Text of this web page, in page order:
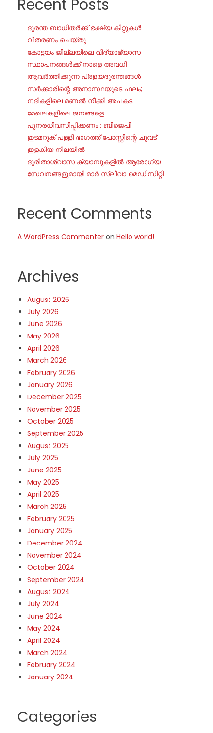
Recent Posts
ദുരന്ത ബാധിതർക്ക് ഭക്ഷ്യ കിറ്റുകൾ
വിതരണം ചെയ്തു
കോട്ടയം ജില്ലയിലെ വിദ്യാഭ്യാസ
സ്ഥാപനങ്ങൾക്ക് നാളെ അവധി
ആവർത്തിക്കുന്ന പ്രളയദുരന്തങ്ങൾ
സർക്കാരിന്റെ അനാസ്ഥയുടെ ഫലം;
നദികളിലെ മണൽ നീക്കി അപകട
മേഖലകളിലെ ജനങ്ങളെ
പുനരധിവസിപ്പിക്കണം : ബിജെപി
ഇടമറുക് പള്ളി ഭാഗത്ത്‌ പോസ്റ്റിന്റെ ചുവട്
ഇളകിയ നിലയിൽ
ദുരിതാശ്വാസ ക്യാമ്പുകളിൽ ആരോഗ്യ
സേവനങ്ങളുമായി മാർ സ്ലീവാ മെഡിസിറ്റി
Recent Comments
A WordPress Commenter onHello world!
Archives
August 2026
July 2026
June 2026
May 2026
April 2026
March 2026
February 2026
January 2026
December 2025
November 2025
October 2025
September 2025
August 2025
July 2025
June 2025
May 2025
April 2025
March 2025
February 2025
January 2025
December 2024
November 2024
October 2024
September 2024
August 2024
July 2024
June 2024
May 2024
April 2024
March 2024
February 2024
January 2024
Categories